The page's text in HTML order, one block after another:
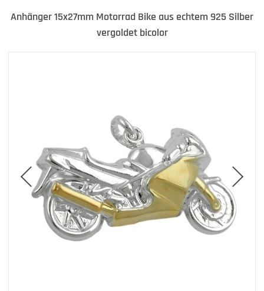
Anhänger 15x27mm Motorrad Bike aus echtem 925 Silber
vergoldet bicolor